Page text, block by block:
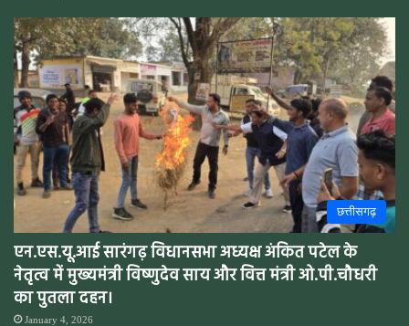
छत्तीसगढ़
एन.एस.यू.आई सारंगढ़ विधानसभा अध्यक्ष अंकित पटेल के
नेतृत्व में मुख्यमंत्री विष्णुदेव साय और वित्त मंत्री ओ.पी.चौधरी
का पुतला दहन।
January 4, 2026